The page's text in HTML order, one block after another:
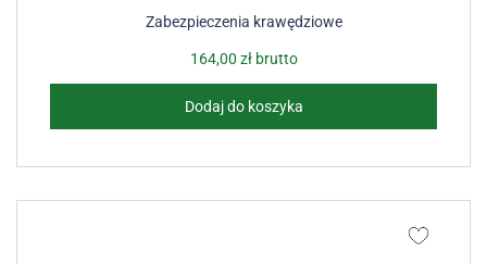
Zabezpieczenia krawędziowe
164,00 złbrutto
Dodaj do koszyka